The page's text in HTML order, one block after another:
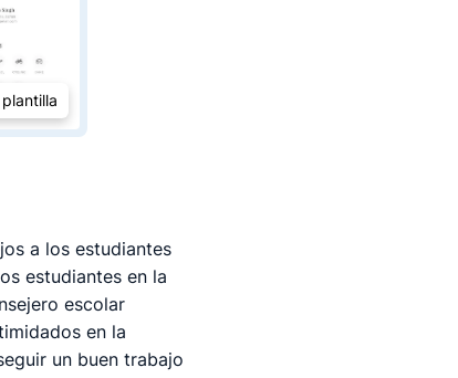
a los estudiantes
estudiantes en la
escolar
en la
un buen trabajo